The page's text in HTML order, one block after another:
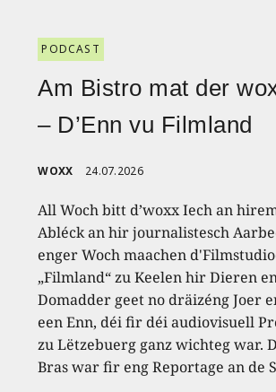
PODCAST
Am Bistro mat der
– D’Enn vu Filmland
WOXX 24.07.2026
All Woch bitt d’woxx Iech an
Abléck an hir journalistesch
enger Woch maachen
„Filmland“ zu Keelen hir Dieren
Domadder geet no dräizéng Joer
een Enn, déi fir déi audiovisuell
zu Lëtzebuerg ganz wichteg war.
Bras war fir eng Reportage an de